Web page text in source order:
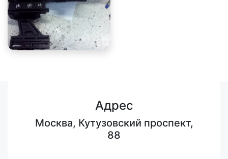
Адрес
Москва, Кутузовский проспект,
88